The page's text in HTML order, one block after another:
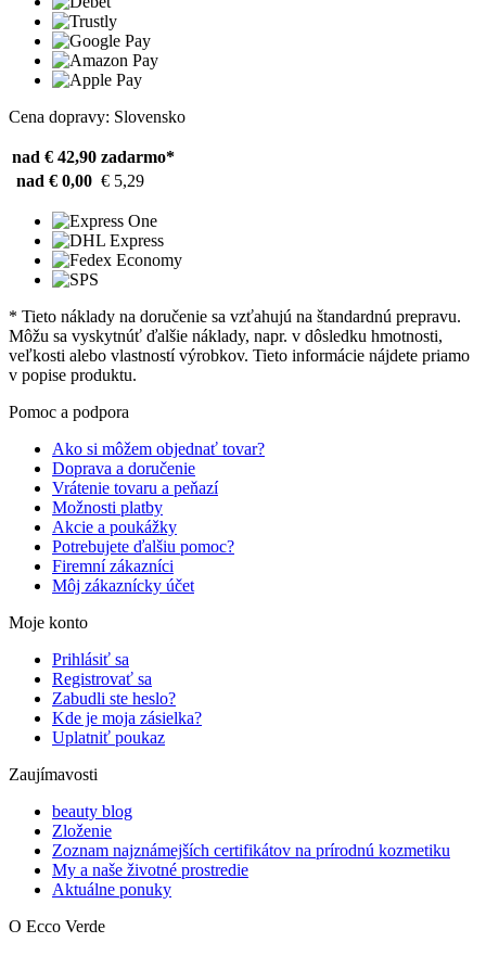
Cena dopravy: Slovensko
nad € 42,90 zadarmo*
nad € 0,00 € 5,29
* Tieto náklady na doručenie sa vzťahujú na štandardnú prepravu.
Môžu sa vyskytnúť ďalšie náklady, napr. v dôsledku hmotnosti,
veľkosti alebo vlastností výrobkov. Tieto informácie nájdete priamo
v popise produktu.
Pomoc a podpora
Ako si môžem objednať tovar?
Doprava a doručenie
Vrátenie tovaru a peňazí
Možnosti platby
Akcie a poukážky
Potrebujete ďalšiu pomoc?
Firemní zákazníci
Môj zákaznícky účet
Moje konto
Prihlásiť sa
Registrovať sa
Zabudli ste heslo?
Kde je moja zásielka?
Uplatniť poukaz
Zaujímavosti
beauty blog
Zloženie
Zoznam najznámejších certifikátov na prírodnú kozmetiku
My a naše životné prostredie
Aktuálne ponuky
O Ecco Verde